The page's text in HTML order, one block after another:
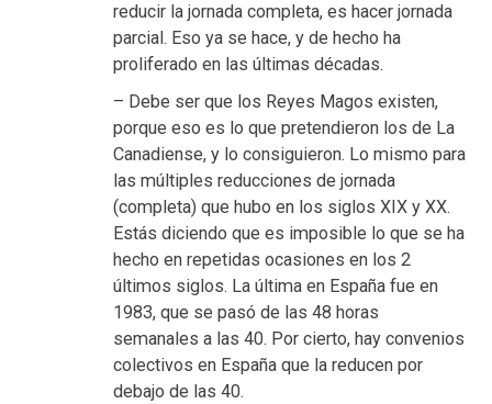
reducir la jornada completa, es hacer jornada
parcial. Eso ya se hace, y de hecho ha
proliferado en las últimas décadas.
– Debe ser que los Reyes Magos existen,
porque eso es lo que pretendieron los de La
Canadiense, y lo consiguieron. Lo mismo para
las múltiples reducciones de jornada
(completa) que hubo en los siglos XIX y XX.
Estás diciendo que es imposible lo que se ha
hecho en repetidas ocasiones en los 2
últimos siglos. La última en España fue en
1983, que se pasó de las 48 horas
semanales a las 40. Por cierto, hay convenios
colectivos en España que la reducen por
debajo de las 40.